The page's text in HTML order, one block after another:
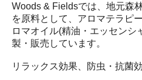
Woods & Fieldsでは、地元森
を原料として、アロマテラピ
ロマオイル(精油・エッセンシ
製・販売しています。
リラックス効果、防虫・抗菌